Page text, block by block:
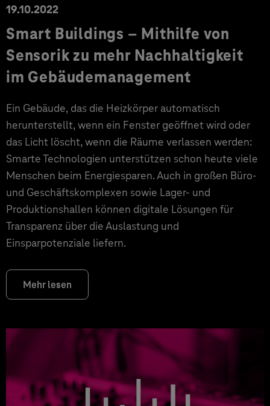
19.10.2022
Smart Buildings – Mithilfe von
Sensorik zu mehr Nachhaltigkeit
im Gebäudemanagement
Ein Gebäude, das die Heizkörper automatisch
herunterstellt, wenn ein Fenster geöffnet wird oder
das Licht löscht, wenn die Räume verlassen werden:
Smarte Technologien unterstützen schon heute viele
Menschen beim Energiesparen. Auch in großen Büro-
und Geschäftskomplexen sowie Lager- und
Produktionshallen können digitale Lösungen für
Transparenz über die Auslastung und
Einsparpotenziale liefern.
Mehr lesen